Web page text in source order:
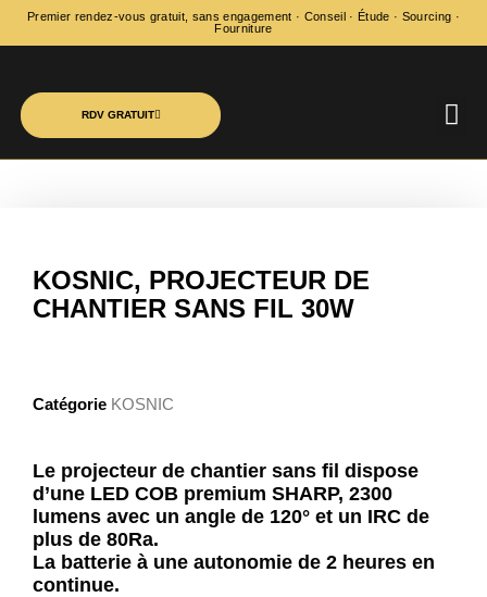
Premier rendez-vous gratuit, sans engagement · Conseil · Étude · Sourcing ·
Fourniture
RDV GRATUIT
KOSNIC, PROJECTEUR DE
CHANTIER SANS FIL 30W
Catégorie KOSNIC
Le projecteur de chantier sans fil dispose
d’une LED COB premium SHARP, 2300
lumens avec un angle de 120° et un IRC de
plus de 80Ra.
La batterie à une autonomie de 2 heures en
continue.